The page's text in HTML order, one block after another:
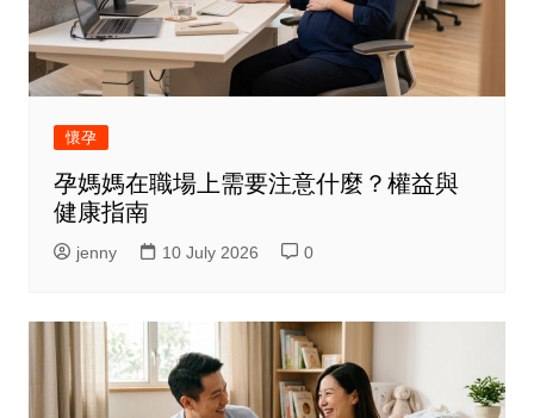
懷孕
孕媽媽在職場上需要注意什麼？權益與
健康指南
jenny 10 July 2026 0